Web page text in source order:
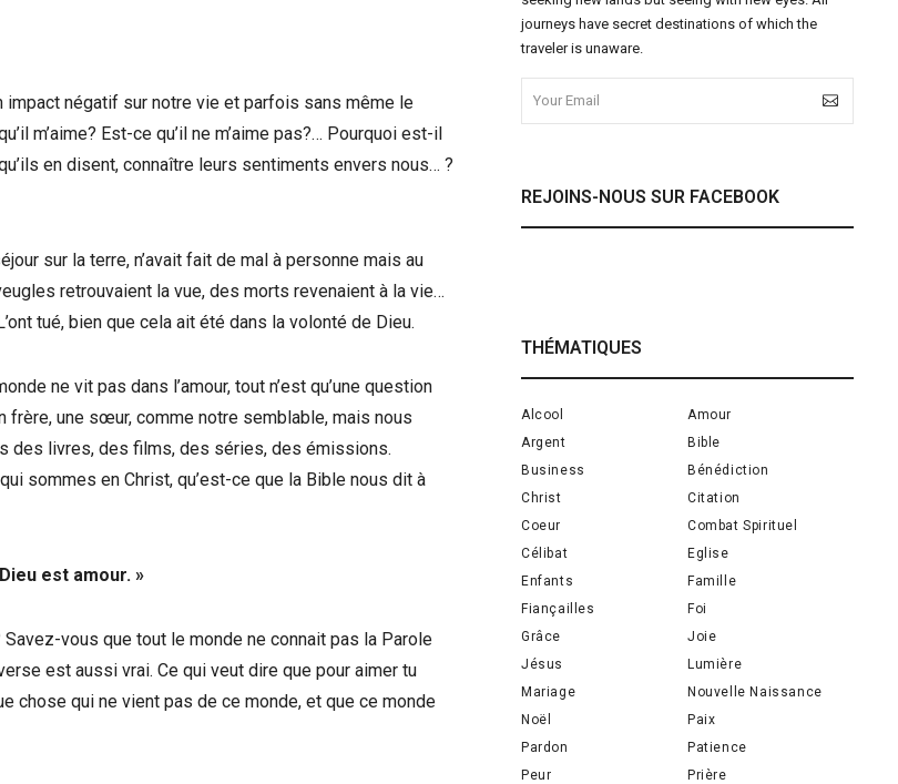
négatif sur notre vie et parfois sans même le
m’aime? Est-ce qu’il ne m’aime pas?… Pourquoi est-il
en disent, connaître leurs sentiments envers nous… ?
sur la terre, n’avait fait de mal à personne mais au
retrouvaient la vue, des morts revenaient à la vie…
tué, bien que cela ait été dans la volonté de Dieu.
ne vit pas dans l’amour, tout n’est qu’une question
frère, une sœur, comme notre semblable, mais nous
des livres, des films, des séries, des émissions.
sommes en Christ, qu’est-ce que la Bible nous dit à
est amour. »
vous que tout le monde ne connait pas la Parole
est aussi vrai. Ce qui veut dire que pour aimer tu
chose qui ne vient pas de ce monde, et que ce monde
journeys have secret destinations of which the
traveler is unaware.
REJOINS-NOUS SUR FACEBOOK
THÉMATIQUES
Alcool
Amour
Argent
Bible
Business
Bénédiction
Christ
Citation
Coeur
Combat Spirituel
Célibat
Eglise
Enfants
Famille
Fiançailles
Foi
Grâce
Joie
Jésus
Lumière
Mariage
Nouvelle Naissance
Noël
Paix
Pardon
Patience
Peur
Prière